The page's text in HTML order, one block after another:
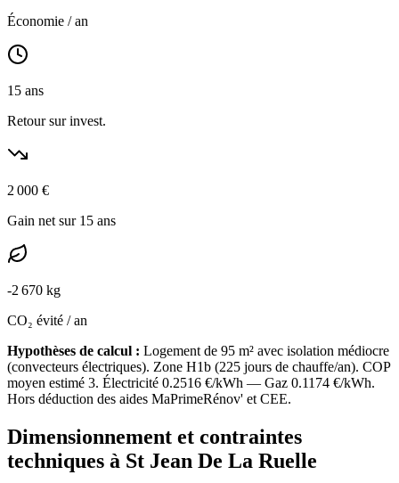
Économie / an
15 ans
Retour sur invest.
2 000 €
Gain net sur 15 ans
-2 670 kg
CO₂ évité / an
Hypothèses de calcul : Logement de 95 m² avec isolation médiocre
(convecteurs électriques). Zone H1b (225 jours de chauffe/an). COP
moyen estimé 3. Électricité 0.2516 €/kWh — Gaz 0.1174 €/kWh.
Hors déduction des aides MaPrimeRénov' et CEE.
Dimensionnement et contraintes
techniques à St Jean De La Ruelle